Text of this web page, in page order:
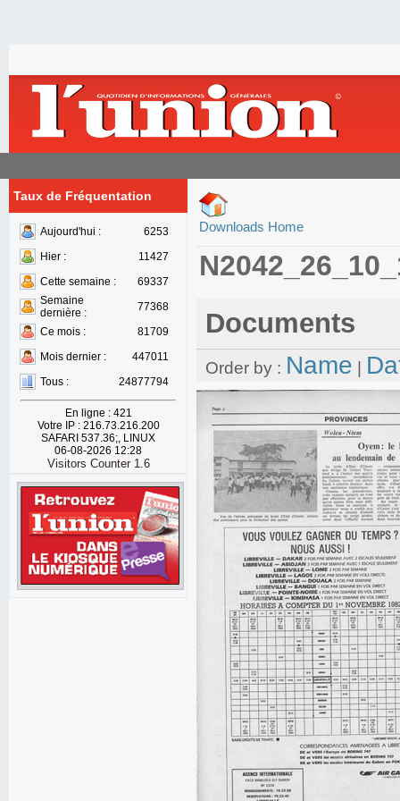
Taux de Fréquentation
Aujourd'hui :
6253
Hier :
11427
Cette semaine :
69337
Semaine
dernière :
77368
Ce mois :
81709
Mois dernier :
447011
Tous :
24877794
En ligne : 421
Votre IP : 216.73.216.200
SAFARI 537.36;, LINUX
06-08-2026 12:28
Visitors Counter 1.6
Downloads Home
Documents
Order by : Name